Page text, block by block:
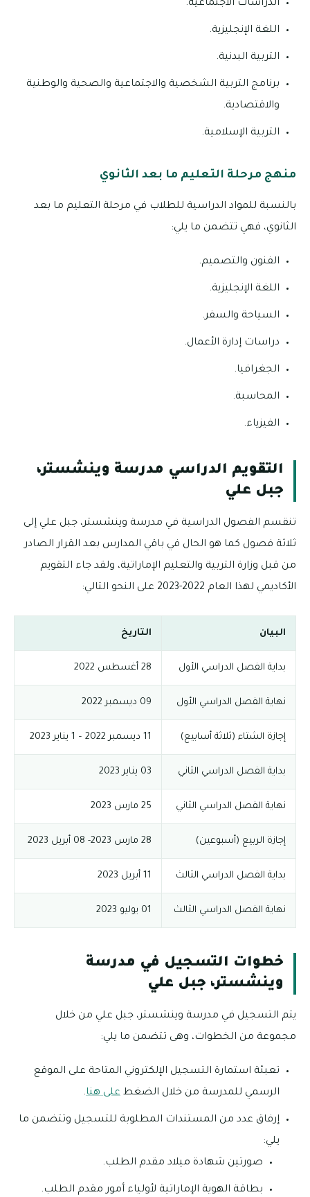
الدراسات الاجتماعية.
اللغة الإنجليزية.
التربية البدنية.
برنامج التربية الشخصية والاجتماعية والصحية والوطنية
والاقتصادية.
التربية الإسلامية.
منهج مرحلة التعليم ما بعد الثانوي
بالنسبة للمواد الدراسية للطلاب في مرحلة التعليم ما بعد
الثانوي، فهي تتضمن ما يلي:
الفنون والتصميم.
اللغة الإنجليزية.
السياحة والسفر.
دراسات إدارة الأعمال.
الجغرافيا.
المحاسبة.
الفيزياء.
التقويم الدراسي مدرسة وينشستر،
جبل علي
تنقسم الفصول الدراسية في مدرسة وينشستر، جبل علي إلى
ثلاثة فصول كما هو الحال في باقي المدارس بعد القرار الصادر
من قبل وزارة التربية والتعليم الإماراتية، ولقد جاء التقويم
الأكاديمي لهذا العام 2022-2023 على النحو التالي:
البيان التاريخ
بداية الفصل الدراسي الأول 28 أغسطس 2022
نهاية الفصل الدراسي الأول 09 ديسمبر 2022
إجازة الشتاء (ثلاثة أسابيع) 11 ديسمبر 2022 – 1 يناير 2023
بداية الفصل الدراسي الثاني 03 يناير 2023
نهاية الفصل الدراسي الثاني 25 مارس 2023
إجازة الربيع (أسبوعين) 28 مارس 2023- 08 أبريل 2023
بداية الفصل الدراسي الثالث 11 أبريل 2023
نهاية الفصل الدراسي الثالث 01 يوليو 2023
خطوات التسجيل في مدرسة
وينشستر، جبل علي
يتم التسجيل في مدرسة وينشستر، جبل علي من خلال
مجموعة من الخطوات، وهى تتضمن ما يلي:
تعبئة استمارة التسجيل الإلكتروني المتاحة على الموقع
الرسمي للمدرسة من خلال الضغط على هنا.
إرفاق عدد من المستندات المطلوبة للتسجيل وتتضمن ما
يلي:
صورتين شهادة ميلاد مقدم الطلب.
بطاقة الهوية الإماراتية لأولياء أمور مقدم الطلب.